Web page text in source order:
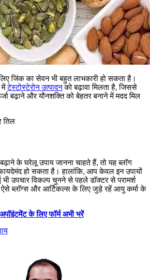
जिंक का सेवन भी बहुत लाभकारी हो सकता है।
मेंटेस्टोस्टेरोन उत्पादनको बढ़ावा मिलता है, जिससे
बढ़ाने और यौनशक्ति को बेहतर बनाने में मदद मिल
तिल
के घरेलू उपाय जानना चाहते हैं, तो यह ब्लॉग
हो सकता है। हालांकि, आप केवल इन उपायों
भी उपचार विकल्प चुनने से पहले डॉक्टर से परामर्श
ब्लॉग्स और आर्टिकल्स के लिए जुड़े रहें आयु कर्मा के
अपॉइंटमेंट के लिए फॉर्म अभी भरें